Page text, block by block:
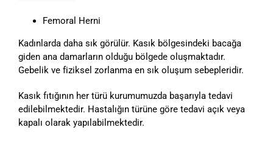
Femoral Herni
Kadınlarda daha sık görülür. Kasık bölgesindeki bacağa
giden ana damarların olduğu bölgede oluşmaktadır.
Gebelik ve fiziksel zorlanma en sık oluşum sebepleridir.
Kasık fıtığının her türü kurumumuzda başarıyla tedavi
edilebilmektedir. Hastalığın türüne göre tedavi açık veya
kapalı olarak yapılabilmektedir.